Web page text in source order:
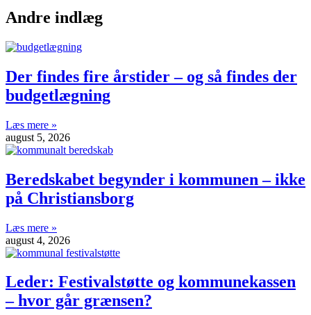
Andre indlæg
Der findes fire årstider – og så findes der
budgetlægning
Læs mere »
august 5, 2026
Beredskabet begynder i kommunen – ikke
på Christiansborg
Læs mere »
august 4, 2026
Leder: Festivalstøtte og kommunekassen
– hvor går grænsen?